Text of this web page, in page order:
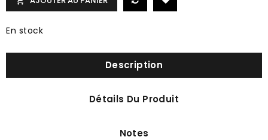
En stock
Description
Détails Du Produit
Notes